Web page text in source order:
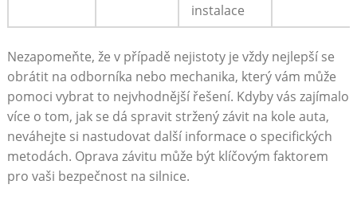
instalace
Nezapomeňte, že v případě nejistoty je vždy nejlepší se
obrátit na odborníka nebo mechanika, který vám může
pomoci vybrat to nejvhodnější řešení. Kdyby vás zajímalo
více o tom, jak se dá spravit stržený závit na kole auta,
neváhejte si nastudovat další informace o specifických
metodách. Oprava závitu může být klíčovým faktorem
pro vaši bezpečnost na silnice.